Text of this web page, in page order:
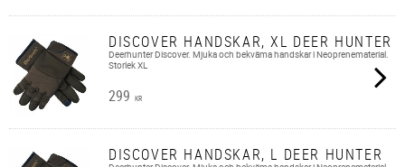
DISCOVER HANDSKAR, XL DEER HUNTER
Deerhunter Discover. Mjuka och bekväma handskar i Neoprenematerial.
Storlek XL
299 KR
DISCOVER HANDSKAR, L DEER HUNTER